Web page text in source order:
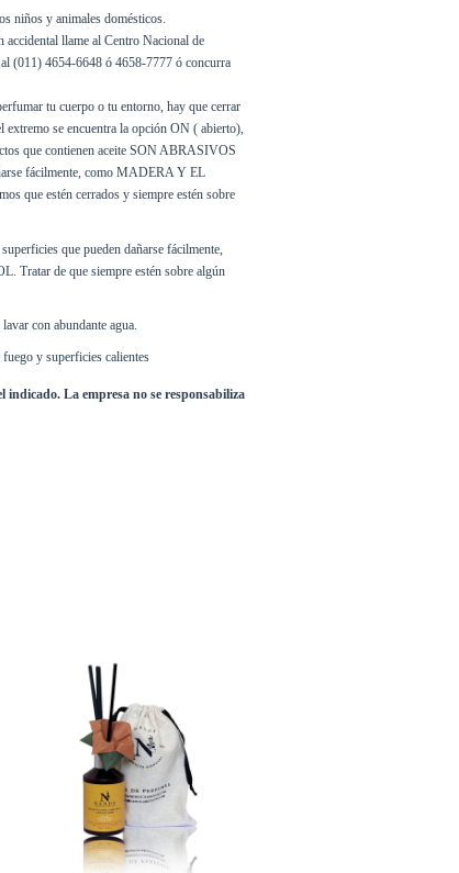
niños y animales domésticos.
llame al Centro Nacional de
(011) 4654-6648 ó 4658-7777 ó concurra
tu cuerpo o tu entorno, hay que cerrar
extremo se encuentra la opción ON ( abierto),
que contienen aceite SON ABRASIVOS
fácilmente, como MADERA Y EL
que estén cerrados y siempre estén sobre
que pueden dañarse fácilmente,
de que siempre estén sobre algún
con abundante agua.
y superficies calientes
La empresa no se responsabiliza